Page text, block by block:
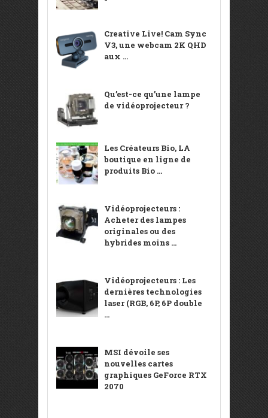
Creative Live! Cam Sync
V3, une webcam 2K QHD
aux ...
Qu’est-ce qu’une lampe
de vidéoprojecteur ?
Les Créateurs Bio, LA
boutique en ligne de
produits Bio ...
Vidéoprojecteurs :
Acheter des lampes
originales ou des
hybrides moins ...
Vidéoprojecteurs : Les
dernières technologies
laser (RGB, 6P, 6P double
...
MSI dévoile ses
nouvelles cartes
graphiques GeForce RTX
2070